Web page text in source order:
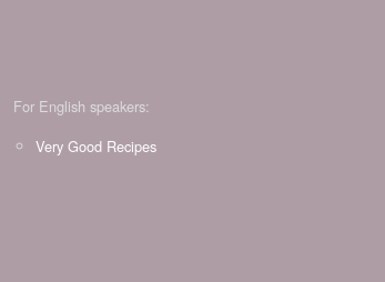
For English speakers:
Very Good Recipes